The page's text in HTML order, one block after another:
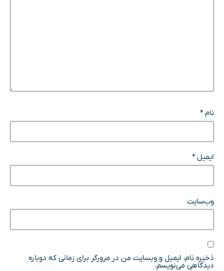
نام*
ایمیل*
وب‌سایت
ذخیره نام، ایمیل و وبسایت من در مرورگر برای زمانی که دوباره
دیدگاهی می‌نویسم.